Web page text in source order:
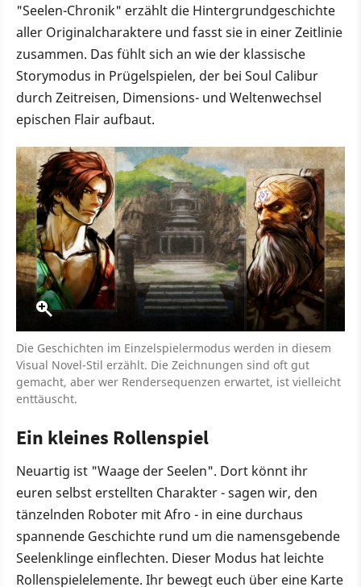
"Seelen-Chronik" erzählt die Hintergrundgeschichte
aller Originalcharaktere und fasst sie in einer Zeitlinie
zusammen. Das fühlt sich an wie der klassische
Storymodus in Prügelspielen, der bei Soul Calibur
durch Zeitreisen, Dimensions- und Weltenwechsel
epischen Flair aufbaut.
Die Geschichten im Einzelspielermodus werden in diesem
Visual Novel-Stil erzählt. Die Zeichnungen sind oft gut
gemacht, aber wer Rendersequenzen erwartet, ist vielleicht
enttäuscht.
Ein kleines Rollenspiel
Neuartig ist "Waage der Seelen". Dort könnt ihr
euren selbst erstellten Charakter - sagen wir, den
tänzelnden Roboter mit Afro - in eine durchaus
spannende Geschichte rund um die namensgebende
Seelenklinge einflechten. Dieser Modus hat leichte
Rollenspielelemente. Ihr bewegt euch über eine Karte